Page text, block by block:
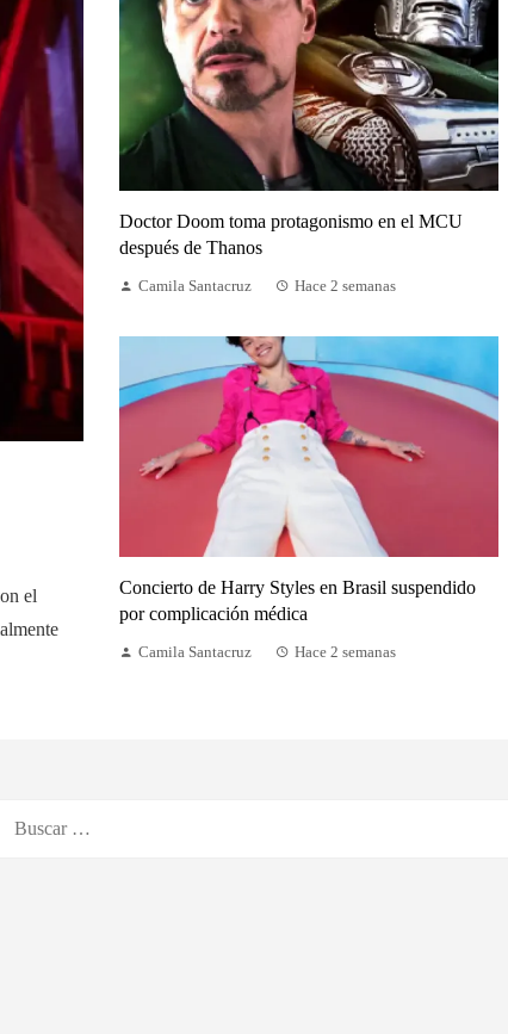
el
Doctor Doom toma protagonismo en el MCU
después de Thanos
Camila Santacruz Hace 2 semanas
Concierto de Harry Styles en Brasil suspendido
por complicación médica
Camila Santacruz Hace 2 semanas